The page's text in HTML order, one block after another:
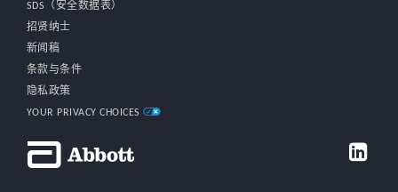
SDS（安全数据表）
招贤纳士
新闻稿
条款与条件
隐私政策
YOUR PRIVACY CHOICES